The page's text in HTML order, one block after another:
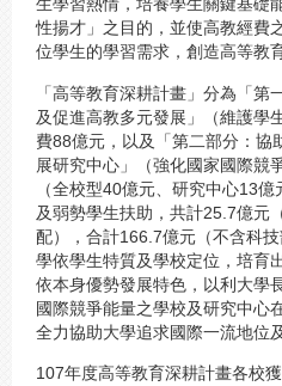
性揚才」之目的，並使高教經費
位學生的學習需求，創造高等教
「高等教育深耕計畫」分為「
及促進高教多元發展」（維護學
費88億元，以及「第二部分：協
展研究中心」（強化國家國際競
（全校型40億元、研究中心13
及弱勢學生扶助，共計25.7億元
配），合計166.7億元（不含科
學依學生特質及學校定位，培育
依本身優勢發展特色，以利大學
國際競爭能量之學校及研究中心
全力協助大學追求國際一流地位
107年度高等教育深耕計畫各校